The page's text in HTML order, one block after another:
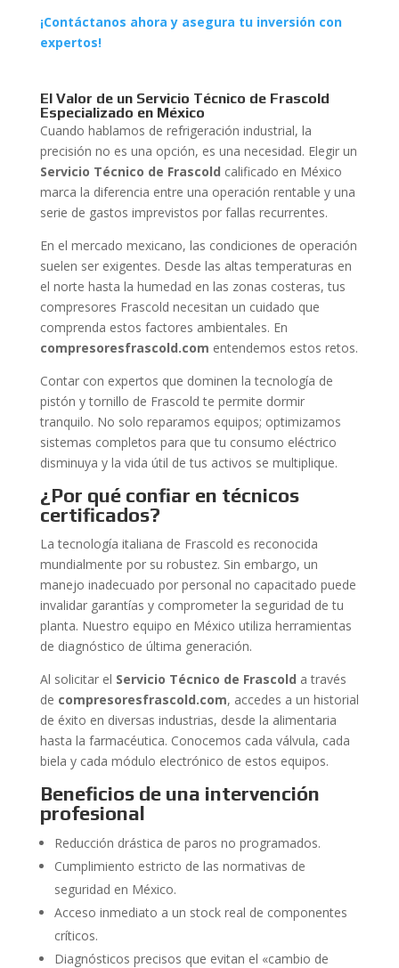
¡Contáctanos ahora y asegura tu inversión con
expertos!
El Valor de un Servicio Técnico de Frascold
Especializado en México
Cuando hablamos de refrigeración industrial, la
precisión no es una opción, es una necesidad. Elegir un
Servicio Técnico de Frascold calificado en México
marca la diferencia entre una operación rentable y una
serie de gastos imprevistos por fallas recurrentes.
En el mercado mexicano, las condiciones de operación
suelen ser exigentes. Desde las altas temperaturas en
el norte hasta la humedad en las zonas costeras, tus
compresores Frascold necesitan un cuidado que
comprenda estos factores ambientales. En
compresoresfrascold.com entendemos estos retos.
Contar con expertos que dominen la tecnología de
pistón y tornillo de Frascold te permite dormir
tranquilo. No solo reparamos equipos; optimizamos
sistemas completos para que tu consumo eléctrico
disminuya y la vida útil de tus activos se multiplique.
¿Por qué confiar en técnicos
certificados?
La tecnología italiana de Frascold es reconocida
mundialmente por su robustez. Sin embargo, un
manejo inadecuado por personal no capacitado puede
invalidar garantías y comprometer la seguridad de tu
planta. Nuestro equipo en México utiliza herramientas
de diagnóstico de última generación.
Al solicitar el Servicio Técnico de Frascold a través
de compresoresfrascold.com, accedes a un historial
de éxito en diversas industrias, desde la alimentaria
hasta la farmacéutica. Conocemos cada válvula, cada
biela y cada módulo electrónico de estos equipos.
Beneficios de una intervención
profesional
Reducción drástica de paros no programados.
Cumplimiento estricto de las normativas de
seguridad en México.
Acceso inmediato a un stock real de componentes
críticos.
Diagnósticos precisos que evitan el «cambio de